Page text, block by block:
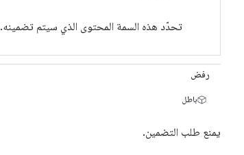
تحدّد هذه السمة المحتوى الذي سيتم تضمينه.
رفض
باطل
يمنع طلب التضمين.